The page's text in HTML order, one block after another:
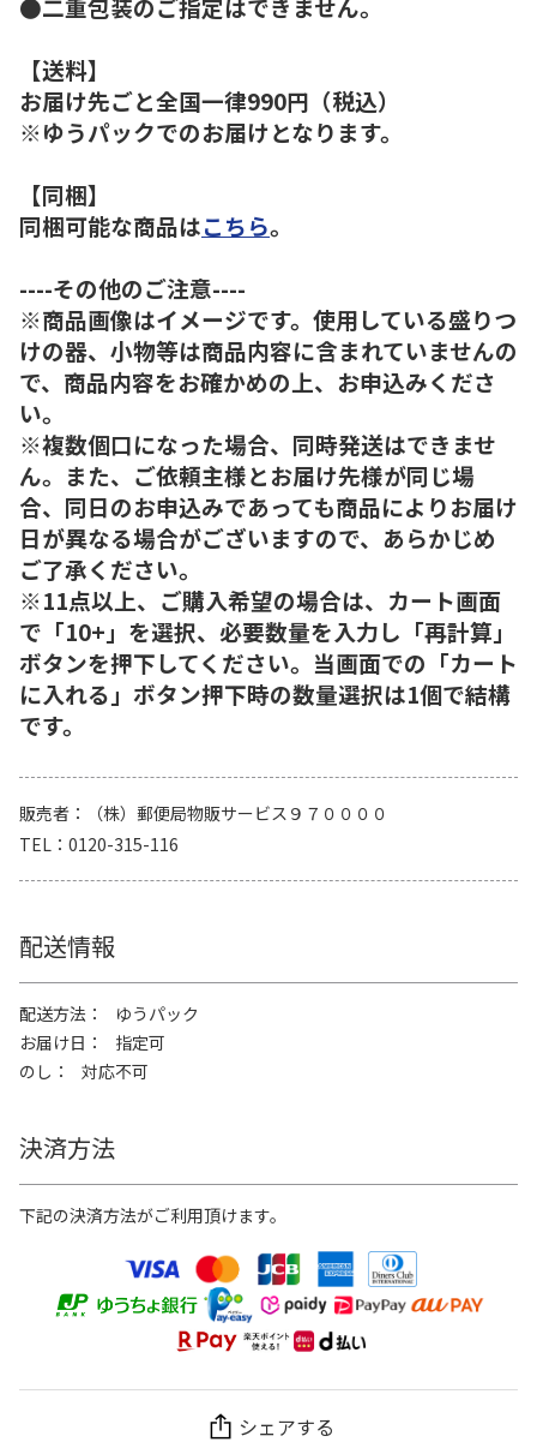
【送料】
お届け先ごと全国一律990円（税込）
※ゆうパックでのお届けとなります。
【同梱】
同梱可能な商品はこちら。
----その他のご注意----
※商品画像はイメージです。使用している盛りつ
けの器、小物等は商品内容に含まれていませんの
で、商品内容をお確かめの上、お申込みくださ
い。
※複数個口になった場合、同時発送はできませ
ん。また、ご依頼主様とお届け先様が同じ場
合、同日のお申込みであっても商品によりお届け
日が異なる場合がございますので、あらかじめ
ご了承ください。
※11点以上、ご購入希望の場合は、カート画面
で「10+」を選択、必要数量を入力し「再計算」
ボタンを押下してください。当画面での「カート
に入れる」ボタン押下時の数量選択は1個で結構
です。
販売者
（株）郵便局物販サービス９７００００
TEL
0120-315-116
配送情報
配送方法
ゆうパック
お届け日
指定可
のし
対応不可
決済方法
下記の決済方法がご利用頂けます。
シェアする